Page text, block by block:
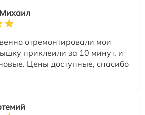
отремонтировали мои
приклеили за 10 минут, и
Цены доступные, спасибо